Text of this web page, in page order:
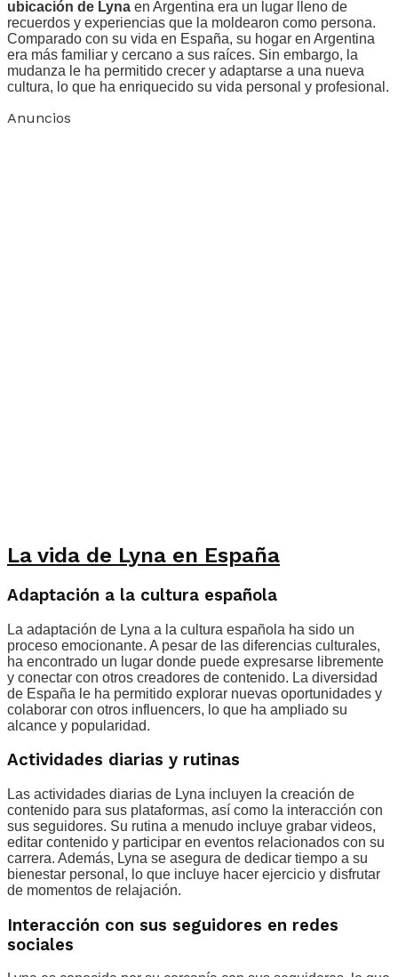
ubicación de Lyna en Argentina era un lugar lleno de
recuerdos y experiencias que la moldearon como persona.
Comparado con su vida en España, su hogar en Argentina
era más familiar y cercano a sus raíces. Sin embargo, la
mudanza le ha permitido crecer y adaptarse a una nueva
cultura, lo que ha enriquecido su vida personal y profesional.
Anuncios
La vida de Lyna en España
Adaptación a la cultura española
La adaptación de Lyna a la cultura española ha sido un
proceso emocionante. A pesar de las diferencias culturales,
ha encontrado un lugar donde puede expresarse libremente
y conectar con otros creadores de contenido. La diversidad
de España le ha permitido explorar nuevas oportunidades y
colaborar con otros influencers, lo que ha ampliado su
alcance y popularidad.
Actividades diarias y rutinas
Las actividades diarias de Lyna incluyen la creación de
contenido para sus plataformas, así como la interacción con
sus seguidores. Su rutina a menudo incluye grabar videos,
editar contenido y participar en eventos relacionados con su
carrera. Además, Lyna se asegura de dedicar tiempo a su
bienestar personal, lo que incluye hacer ejercicio y disfrutar
de momentos de relajación.
Interacción con sus seguidores en redes
sociales